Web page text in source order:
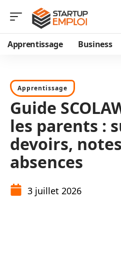
Apprentissage Business
Apprentissage
Guide
les parents :
devoirs,
absences
3 juillet 2026